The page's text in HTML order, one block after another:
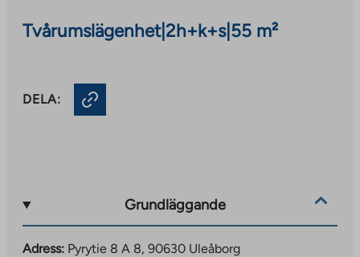
Tvårumslägenhet|2h+k+s| 55 m²
DELA:
Grundläggande
Adress: Pyrytie 8 A 8, 90630 Uleåborg